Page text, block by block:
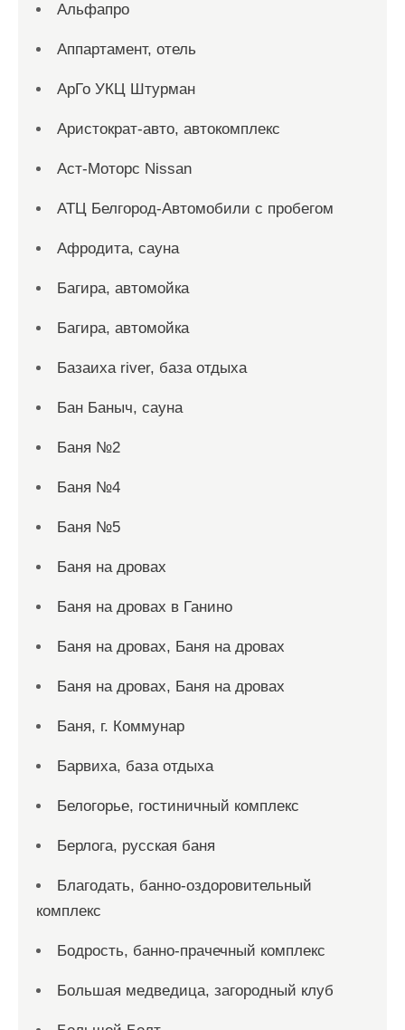
Альфапро
Аппартамент, отель
АрГо УКЦ Штурман
Аристократ-авто, автокомплекс
Аст-Моторс Nissan
АТЦ Белгород-Автомобили с пробегом
Афродита, сауна
Багира, автомойка
Багира, автомойка
Базаиха river, база отдыха
Бан Баныч, сауна
Баня №2
Баня №4
Баня №5
Баня на дровах
Баня на дровах в Ганино
Баня на дровах, Баня на дровах
Баня на дровах, Баня на дровах
Баня, г. Коммунар
Барвиха, база отдыха
Белогорье, гостиничный комплекс
Берлога, русская баня
Благодать, банно-оздоровительный
комплекс
Бодрость, банно-прачечный комплекс
Большая медведица, загородный клуб